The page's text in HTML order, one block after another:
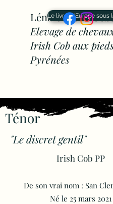
Léna Cahône
Elevage de
Irish Cob aux
Pyrénées
Le livre "L'Europe sous
Ténor
"Le discret gentil"
Irish Cob PP
De son vrai nom : San
Né le 25 mars 2021